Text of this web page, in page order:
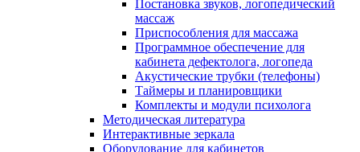
Постановка звуков, логопедический
массаж
Приспособления для массажа
Программное обеспечение для
кабинета дефектолога, логопеда
Акустические трубки (телефоны)
Таймеры и планировщики
Комплекты и модули психолога
Методическая литература
Интерактивные зеркала
Оборудование для кабинетов